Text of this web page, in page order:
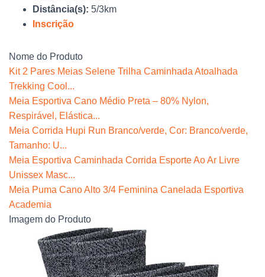
Distância(s): 5/3km
Inscrição
Nome do Produto
Kit 2 Pares Meias Selene Trilha Caminhada Atoalhada
Trekking Cool...
Meia Esportiva Cano Médio Preta – 80% Nylon,
Respirável, Elástica...
Meia Corrida Hupi Run Branco/verde, Cor: Branco/verde,
Tamanho: U...
Meia Esportiva Caminhada Corrida Esporte Ao Ar Livre
Unissex Masc...
Meia Puma Cano Alto 3/4 Feminina Canelada Esportiva
Academia
Imagem do Produto